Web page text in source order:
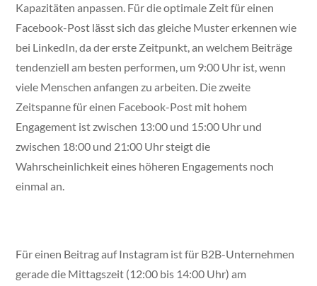
Kapazitäten anpassen. Für die optimale Zeit für einen
Facebook-Post lässt sich das gleiche Muster erkennen wie
bei LinkedIn, da der erste Zeitpunkt, an welchem Beiträge
tendenziell am besten performen, um 9:00 Uhr ist, wenn
viele Menschen anfangen zu arbeiten. Die zweite
Zeitspanne für einen Facebook-Post mit hohem
Engagement ist zwischen 13:00 und 15:00 Uhr und
zwischen 18:00 und 21:00 Uhr steigt die
Wahrscheinlichkeit eines höheren Engagements noch
einmal an.
Für einen Beitrag auf Instagram ist für B2B-Unternehmen
gerade die Mittagszeit (12:00 bis 14:00 Uhr) am